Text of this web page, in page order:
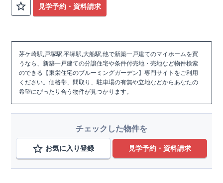
見学予約・資料請求
茅ケ崎駅,戸塚駅,平塚駅,大船駅,他で新築一戸建てのマイホームを買
うなら、新築一戸建ての分譲住宅や条件付売地・売地など物件検索
のできる【東栄住宅のブルーミングガーデン】専門サイトをご利用
ください。価格帯、間取り、駐車場の有無や立地などからあなたの
希望にぴったり合う物件が見つかります。
チェックした物件を
お気に入り登録 見学予約・資料請求